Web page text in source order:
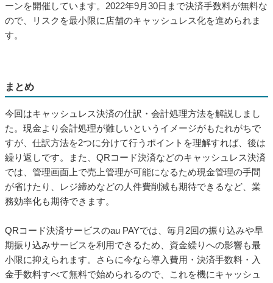
ーンを開催しています。2022年9月30日まで決済手数料が無料な
ので、リスクを最小限に店舗のキャッシュレス化を進められま
す。
まとめ
今回はキャッシュレス決済の仕訳・会計処理方法を解説しまし
た。現金より会計処理が難しいというイメージがもたれがちで
すが、仕訳方法を2つに分けて行うポイントを理解すれば、後は
繰り返しです。また、QRコード決済などのキャッシュレス決済
では、管理画面上で売上管理が可能になるため現金管理の手間
が省けたり、レジ締めなどの人件費削減も期待できるなど、業
務効率化も期待できます。
QRコード決済サービスのau PAYでは、毎月2回の振り込みや早
期振り込みサービスを利用できるため、資金繰りへの影響も最
小限に抑えられます。さらに今なら導入費用・決済手数料・入
金手数料すべて無料で始められるので、これを機にキャッシュ